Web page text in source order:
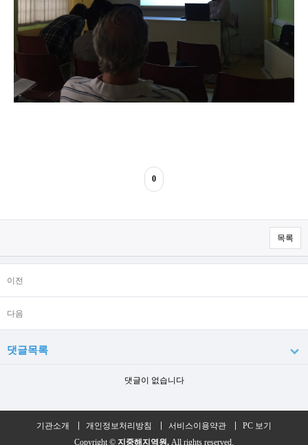
0
목록
이전
다음
댓글목록
댓글이 없습니다
기관소개 개인정보처리방침 서비스이용약관
PC 보기
Copyright © 지중해지역원. All rights reserved.